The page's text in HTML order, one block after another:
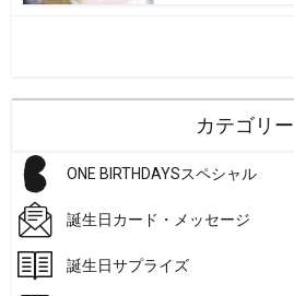
カテゴリー
ONE BIRTHDAYSスペシャル
誕生日カード・メッセージ
誕生日サプライズ